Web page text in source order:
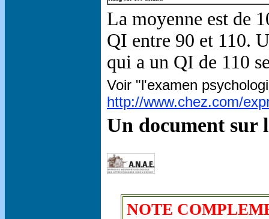
La moyenne est de
QI entre 90 et 110.
qui a un QI de 110
Voir "l'examen
http://www.chez.com/
Un document sur
NOTE